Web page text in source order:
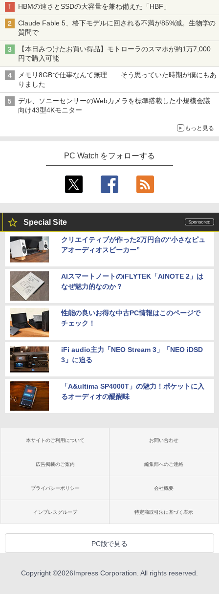
HBMの速さとSSDの大容量を兼ね備えた「HBF」
Claude Fable 5、格下モデルに回される不満が85%減。生物学の
質問で
【本日みつけたお買い得品】モトローラのスマホが約1万7,000
円で購入可能
メモリ8GBで仕事なんて無理……そう思っていた時期が僕にもあ
りました
デル、ソニーセンサーのWebカメラを標準搭載した小規模会議
向け43型4Kモニター
もっと見る
PC Watch をフォローする
Special Site
クリエイティブが作った2万円台の“小さなピュ
アオーディオスピーカー”
AIスマートノートのiFLYTEK「AINOTE 2」は
なぜ魅力的なのか？
性能の良いお得な中古PC情報はこのページで
チェック！
iFi audio主力「NEO Stream 3」「NEO iDSD
3」に迫る
「A&ultima SP4000T」の魅力！ポケットに入
るオーディオの醍醐味
本サイトのご利用について お問い合わせ
広告掲載のご案内 編集部へのご連絡
プライバシーポリシー 会社概要
インプレスグループ 特定商取引法に基づく表示
PC版で見る
Copyright ©2026Impress Corporation. All rights reserved.